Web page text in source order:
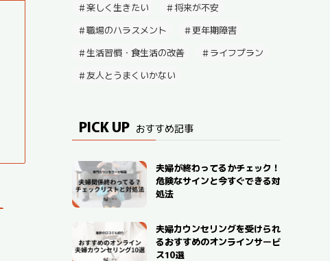
楽しく生きたい
将来が不安
職場のハラスメント
更年期障害
生活習慣・食生活の改善
ライフプラン
友人とうまくいかない
PICK UP おすすめ記事
夫婦が終わってるかチェック！
危険なサインと今すぐできる対
処法
夫婦カウンセリングを受けられ
るおすすめのオンラインサービ
ス10選